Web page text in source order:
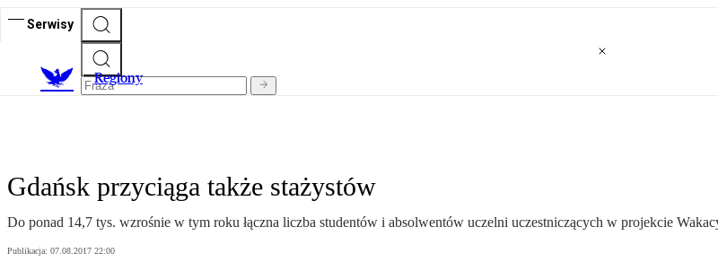
Serwisy
Regiony
Gdańsk przyciąga także stażystów
Do ponad 14,7 tys. wzrośnie w tym roku łączna liczba studentów i absolwentów uczelni uczestniczących w projekcie
Publikacja: 07.08.2017 22:00